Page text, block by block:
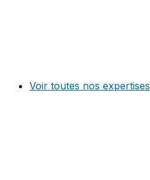
Voir toutes nos expertises